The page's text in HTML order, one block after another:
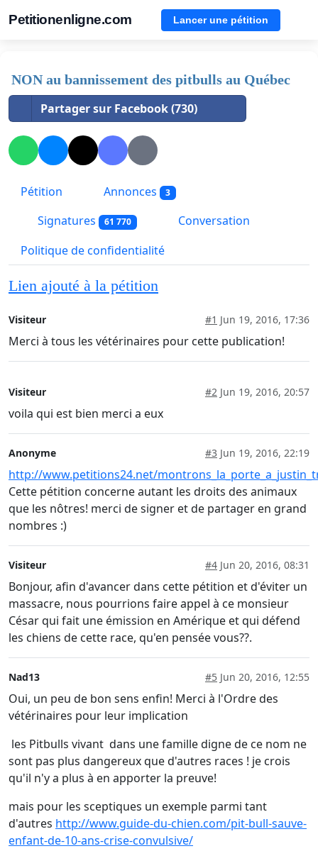
Petitionenligne.com Lancer une pétition
NON au bannissement des pitbulls au Québec
Partager sur Facebook (730)
Pétition Annonces 3
Signatures 61 770
Conversation
Politique de confidentialité
Lien ajouté à la pétition
Visiteur #1 Jun 19, 2016, 17:36
Merci à tous les vétérinaires pour cette publication!
Visiteur #2 Jun 19, 2016, 20:57
voila qui est bien merci a eux
Anonyme #3 Jun 19, 2016, 22:19
http://www.petitions24.net/
Cette pétition concerne autant les droits des animaux
que les nôtres! merci de signer et de partager en grand
nombres :)
Visiteur #4 Jun 20, 2016, 08:31
Bonjour, afin d'avancer dans cette pétition et d'éviter un
massacre, nous pourrions faire appel à ce monsieur
César qui fait une émission en Amérique et qui défend
les chiens de cette race, qu'en pensée vous??.
Nad13 #5 Jun 20, 2016, 12:55
Oui, un peu de bon sens enfin! Merci à l'Ordre des
vétérinaires pour leur implication
les Pitbulls vivant dans une famille digne de ce nom ne
sont pas plus dangereux que d'autres races ! je crois
qu'il n'y a plus à en apporter la preuve!
mais pour les sceptiques un exemple parmi tant
d'autres http://www.guide-du-chien.com/pit-bull-sauve-
enfant-de-10-ans-crise-convulsive/